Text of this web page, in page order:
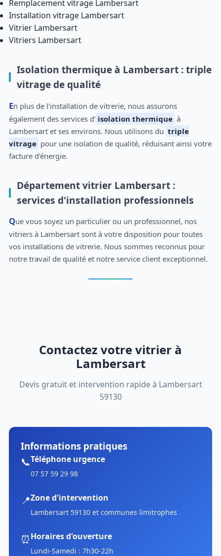
Remplacement vitrage Lambersart
Installation vitrage Lambersart
Vitrier Lambersart
Vitriers Lambersart
Isolation thermique à Lambersart : triple
vitrage de qualité
En plus de l'installation de vitrerie, nous assurons
également des services d' isolation thermique à
Lambersart et ses environs. Nous utilisons du triple
vitrage pour une isolation de qualité, réduisant ainsi votre
facture d'énergie.
Département vitrier Lambersart :
services d'installation professionnels
Que vous soyez un particulier ou un professionnel, nos
vitriers à Lambersart sont à votre disposition pour toutes
vos installations de vitrerie. Nous sommes reconnus pour
notre travail de qualité et notre service client exceptionnel.
Contactez votre vitrier à
Lambersart
Devis gratuit et intervention rapide à Lambersart
59130
Informations pratiques
📞Téléphone urgence
07 57 59 29 98
📍Zone d'intervention
Lambersart 59130 et communes limitrophes
⏰Horaires d'ouverture
Lundi-Samedi : 7h30-22h